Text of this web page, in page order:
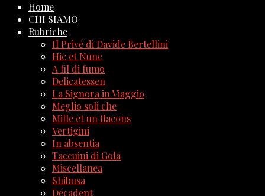
Home
CHI SIAMO
Rubriche
Il Privé di Davide Bertellini
Hic et Nunc
A fil di fumo
Delicatessen
La Signora in Viaggio
Meglio soli che
Mille et un flacons
Vertigini
In absentia
Taccuini di Gola
Miscellanea
Shibusa
Décadent